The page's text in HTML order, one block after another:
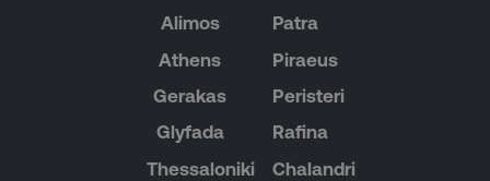
Alimos
Athens
Gerakas
Glyfada
Thessaloniki
Patra
Piraeus
Peristeri
Rafina
Chalandri